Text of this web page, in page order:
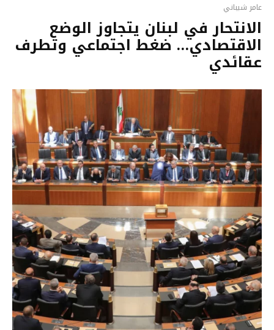
عامر شيباني
الانتحار في لبنان يتجاوز الوضع
الاقتصادي… ضغط اجتماعي وتطرف
عقائدي